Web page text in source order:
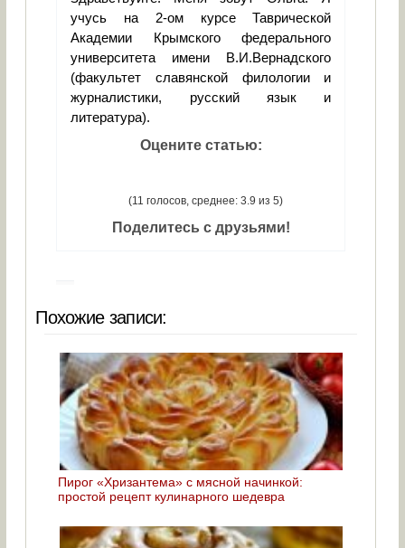
учусь на 2-ом курсе Таврической
Академии Крымского федерального
университета имени В.И.Вернадского
(факультет славянской филологии и
журналистики, русский язык и
литература).
Оцените статью:
(11 голосов, среднее: 3.9 из 5)
Поделитесь с друзьями!
Похожие записи:
Пирог «Хризантема» с мясной начинкой:
простой рецепт кулинарного шедевра